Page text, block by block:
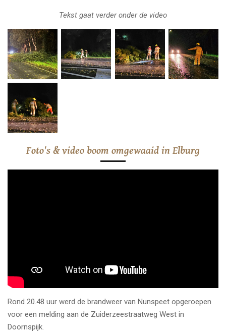
Tekst gaat verder onder de video
Foto's & video boom omgewaaid in Elburg
Rond 20.48 uur werd de brandweer van Nunspeet opgeroepen
voor een melding aan de Zuiderzeestraatweg West in
Doornspijk.